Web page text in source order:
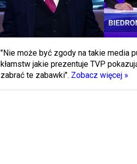
"Nie może być zgody na takie media
kłamstw jakie prezentuje TVP
zabrać te zabawki". Zobacz więcej »